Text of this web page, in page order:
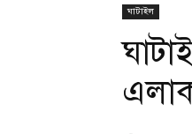
ঘাটাইল